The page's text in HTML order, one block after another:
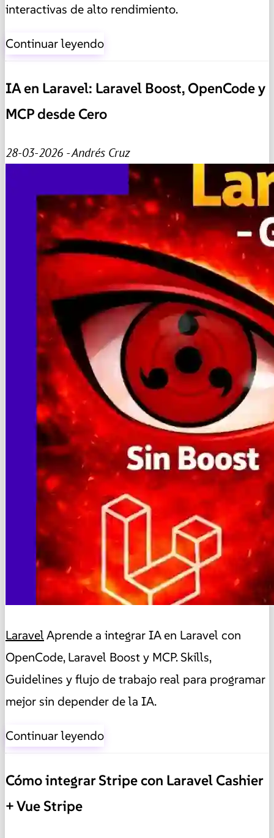
interactivas de alto rendimiento.
Continuar leyendo
IA en Laravel: Laravel Boost, OpenCode y
MCP desde Cero
28-03-2026 - Andrés Cruz
LaravelAprende a integrar IA en Laravel con
OpenCode, Laravel Boost y MCP. Skills,
Guidelines y flujo de trabajo real para programar
mejor sin depender de la IA.
Continuar leyendo
Cómo integrar Stripe con Laravel Cashier
+ Vue Stripe